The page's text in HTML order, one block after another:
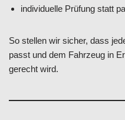
individuelle Prüfung statt
So stellen wir sicher, dass
passt und dem Fahrzeug in
gerecht wird.